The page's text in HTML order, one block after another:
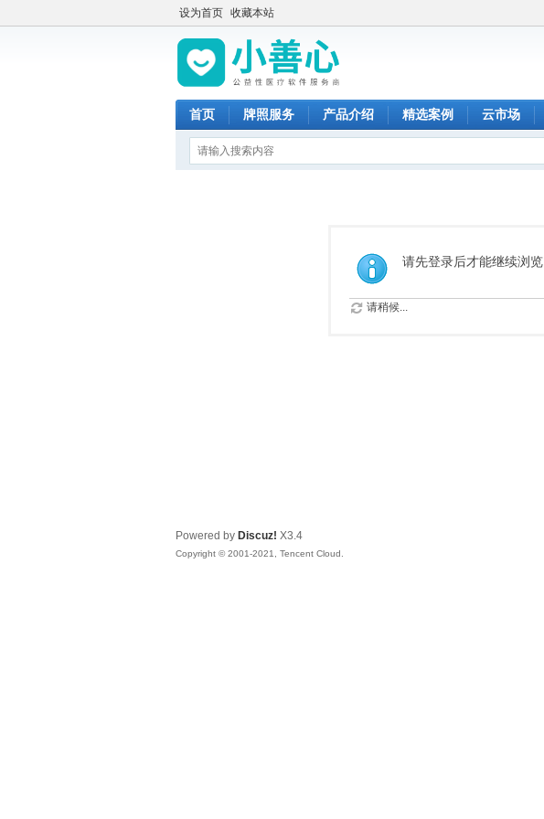
设为首页 收藏本站
首页 牌照服务 产品介绍 精选案例 云市场
请先登录后才能继续浏览
请稍候...
Powered by Discuz! X3.4
Copyright © 2001-2021, Tencent Cloud.